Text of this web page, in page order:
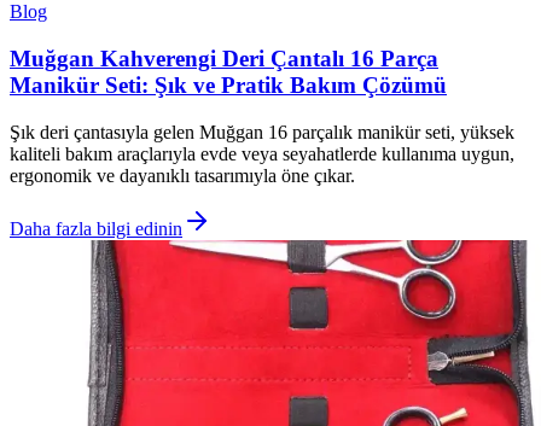
Blog
Muğgan Kahverengi Deri Çantalı 16 Parça
Manikür Seti: Şık ve Pratik Bakım Çözümü
Şık deri çantasıyla gelen Muğgan 16 parçalık manikür seti, yüksek
kaliteli bakım araçlarıyla evde veya seyahatlerde kullanıma uygun,
ergonomik ve dayanıklı tasarımıyla öne çıkar.
Daha fazla bilgi edinin